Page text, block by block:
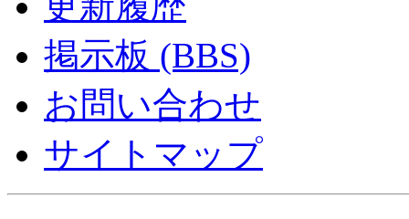
掲示板 (BBS)
お問い合わせ
サイトマップ